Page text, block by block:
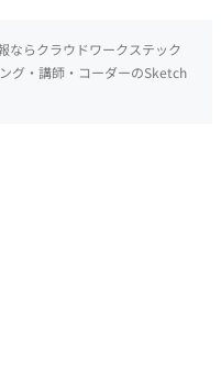
ならクラウドワークステック
グ・講師・コーダーのSketch